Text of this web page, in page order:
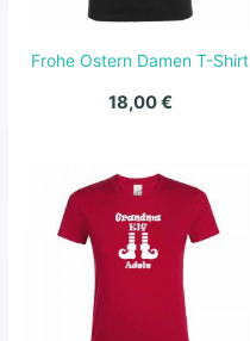
Frohe Ostern Damen T-Shirt
18,00€